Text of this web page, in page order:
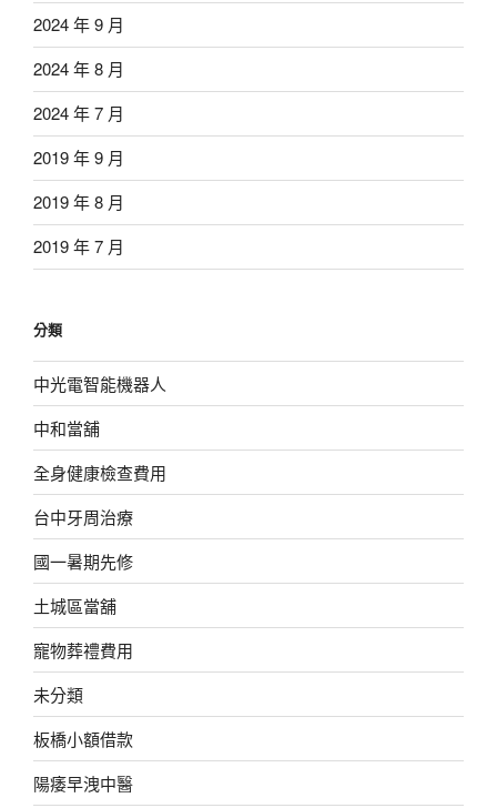
2024 年 9 月
2024 年 8 月
2024 年 7 月
2019 年 9 月
2019 年 8 月
2019 年 7 月
分類
中光電智能機器人
中和當舖
全身健康檢查費用
台中牙周治療
國一暑期先修
土城區當舖
寵物葬禮費用
未分類
板橋小額借款
陽痿早洩中醫